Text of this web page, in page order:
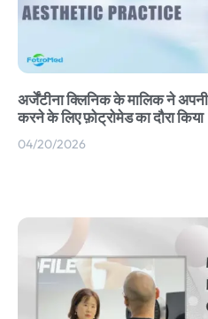
अर्जेंटीना क्लिनिक के मालिक ने
करने के लिए फ़ोट्रोमेड का दौरा किया
04/20/2026